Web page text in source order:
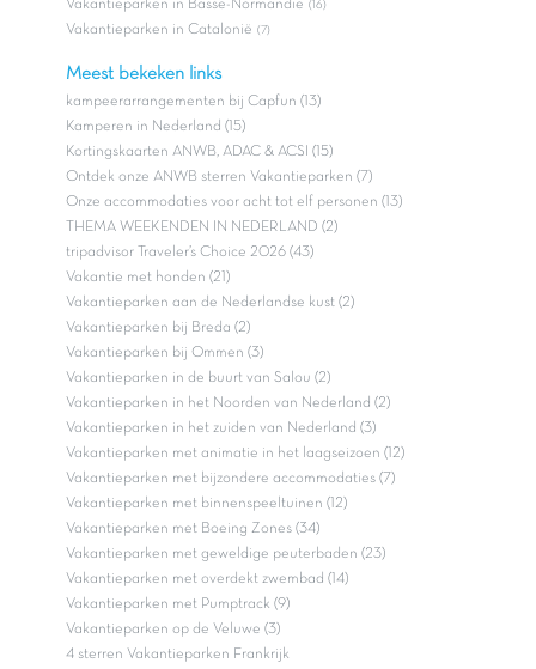
Vakantieparken in Basse-Normandie (16)
Vakantieparken in Catalonië (7)
Meest bekeken links
kampeerarrangementen bij Capfun (13)
Kamperen in Nederland (15)
Kortingskaarten ANWB, ADAC & ACSI (15)
Ontdek onze ANWB sterren Vakantieparken (7)
Onze accommodaties voor acht tot elf personen (13)
THEMA WEEKENDEN IN NEDERLAND (2)
tripadvisor Traveler’s Choice 2026 (43)
Vakantie met honden (21)
Vakantieparken aan de Nederlandse kust (2)
Vakantieparken bij Breda (2)
Vakantieparken bij Ommen (3)
Vakantieparken in de buurt van Salou (2)
Vakantieparken in het Noorden van Nederland (2)
Vakantieparken in het zuiden van Nederland (3)
Vakantieparken met animatie in het laagseizoen (12)
Vakantieparken met bijzondere accommodaties (7)
Vakantieparken met binnenspeeltuinen (12)
Vakantieparken met Boeing Zones (34)
Vakantieparken met geweldige peuterbaden (23)
Vakantieparken met overdekt zwembad (14)
Vakantieparken met Pumptrack (9)
Vakantieparken op de Veluwe (3)
4 sterren Vakantieparken Frankrijk